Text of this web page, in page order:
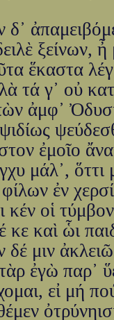
δ᾽
ξείνων,
ἕκαστα
τά γ᾽ οὐ
ἀμφ᾽
ἐμοῖο
μάλ᾽,
ἐν
κέν οἱ
κε καὶ ὧι
δέ μιν
ἐγὼ παρ᾽
εἰ μή